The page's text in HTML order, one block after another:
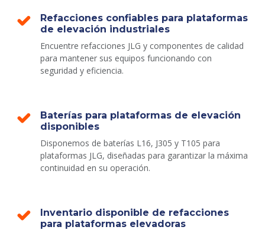
Refacciones confiables para plataformas
de elevación industriales
Encuentre refacciones JLG y componentes de calidad
para mantener sus equipos funcionando con
seguridad y eficiencia.
Baterías para plataformas de elevación
disponibles
Disponemos de baterías L16, J305 y T105 para
plataformas JLG, diseñadas para garantizar la máxima
continuidad en su operación.
Inventario disponible de refacciones
para plataformas elevadoras